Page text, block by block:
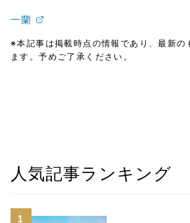
一蘭
※本記事は掲載時点の情報であり、最新の
ます。予めご了承ください。
人気記事ランキング